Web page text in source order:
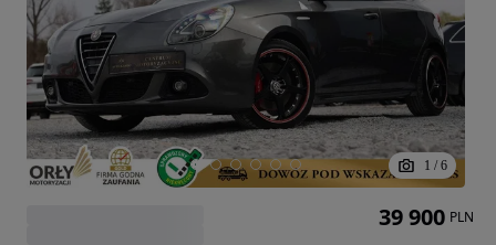
1 / 6
39 900 PLN